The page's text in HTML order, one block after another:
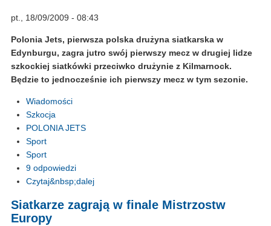
pt., 18/09/2009 - 08:43
Polonia Jets, pierwsza polska drużyna siatkarska w
Edynburgu, zagra jutro swój pierwszy mecz w drugiej lidze
szkockiej siatkówki przeciwko drużynie z Kilmarnock.
Będzie to jednocześnie ich pierwszy mecz w tym sezonie.
Wiadomości
Szkocja
POLONIA JETS
Sport
Sport
9 odpowiedzi
Czytaj&nbsp;dalej
Siatkarze zagrają w finale Mistrzostw
Europy